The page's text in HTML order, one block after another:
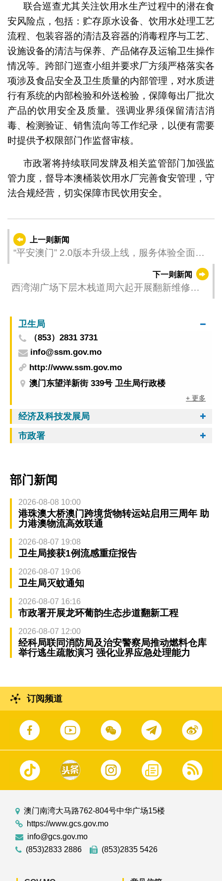
联合巡查尤其关注饮用水生产过程中的潜在食
安风险点，包括：贮存原水设备、饮用水处理工艺
流程、包装容器的清洁及容器的消毒程序与工艺、
设施设备的清洁与保养、产品储存及运输卫生操作
情况等。跨部门巡查小组并要求厂方须严格落实各
项涉及食品安全及卫生质量的内部管理，对水质进
行有系统的内部检验和外送检验，保障每出厂批次
产品的饮用安全及质量。强调业界须保留清洁消
毒、检测验证、销售流向等工作纪录，以便有需要
时提供予权限部门作监督审核。
市政署将持续联同发牌及相关监管部门加强监
管力度，督导本澳桶装饮用水厂完善食安管理，守
法合规经营，切实保障市民饮用安全。
上一则新闻
“平安澳门” 2.0版本升级上线，服务体验全面优
下一则新闻
西湾湖广场下层木栈道周六起开展翻新维修工
卫生局
（853）2831 3731
info@ssm.gov.mo
http://www.ssm.gov.mo
澳门东望洋新街 339号 卫生局行政楼
+ 更多
经济及科技发展局
市政署
部门新闻
2026-08-08 10:00
港珠澳大桥澳门跨境货物转运站启用三周年 助
力港澳物流高效联通
2026-08-07 19:08
卫生局接获1例流感重症报告
2026-08-07 19:06
卫生局灭蚊通知
2026-08-07 16:16
市政署开展龙环葡韵生态步道翻新工程
2026-08-07 12:00
经科局联同消防局及治安警察局推动燃料仓库
举行逃生疏散演习 强化业界应急处理能力
订阅频道
澳门南湾大马路762-804号中华广场15楼
https://www.gcs.gov.mo
info@gcs.gov.mo
(853)2833 2886
(853)2835 5426